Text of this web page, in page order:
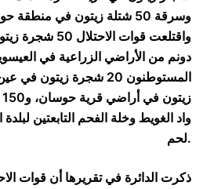
وسرقة 50 شتلة زيتون في
دونم من الأراضي الزراعية في
واد الغويط وخلة الفحم التابعتين
لحم.